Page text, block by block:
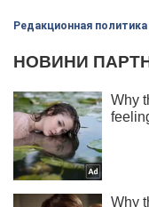
Редакционная политика